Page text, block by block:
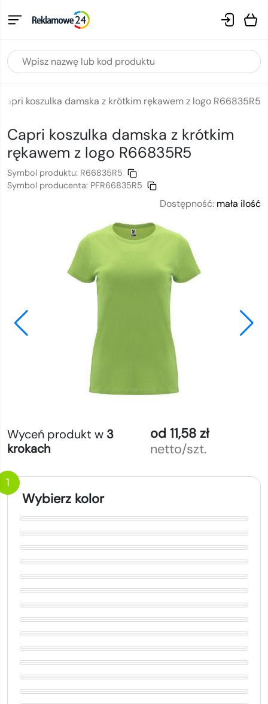
Capri koszulka damska z krótkim rękawem z logo R66835R5
Capri koszulka damska z krótkim
rękawem z logo R66835R5
Symbol produktu: R66835R5
Symbol producenta: PFR66835R5
Dostępność: mała ilość
Wyceń produkt w 3
krokach
od 11,58 zł
netto/szt.
1
Wybierz kolor